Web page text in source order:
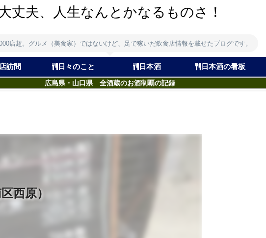
丈夫、人生なんとかなるものさ！
店超。グルメ（美食家）ではないけど、足で稼いだ飲食店情報を載せたブログです。
訪問 日々のこと 日本酒 日本酒の看板
広島県・山口県 全酒蔵のお酒制覇の記録
西原）